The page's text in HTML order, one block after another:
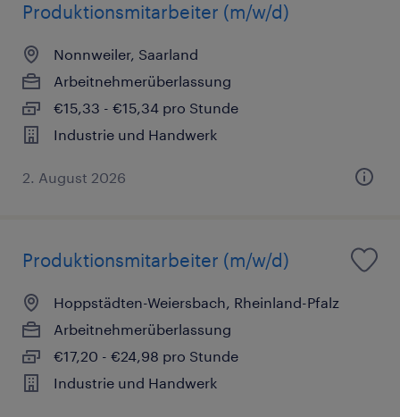
Produktionsmitarbeiter (m/w/d)
Nonnweiler, Saarland
Arbeitnehmerüberlassung
€15,33 - €15,34 pro Stunde
Industrie und Handwerk
2. August 2026
Produktionsmitarbeiter (m/w/d)
Hoppstädten-Weiersbach, Rheinland-Pfalz
Arbeitnehmerüberlassung
€17,20 - €24,98 pro Stunde
Industrie und Handwerk